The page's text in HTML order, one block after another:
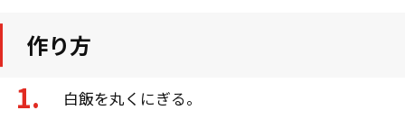
作り方
白飯を丸くにぎる。